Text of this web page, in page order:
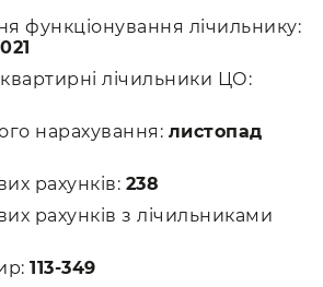
функціонування лічильнику:
квартирні лічильники ЦО:
нарахування: листопад
рахунків: 238
рахунків з лічильниками
113-349